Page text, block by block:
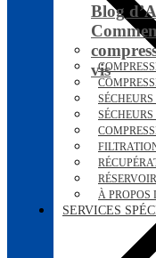
Blog
vis
À PROPOS
SERVICES